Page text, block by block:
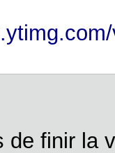
de finir la